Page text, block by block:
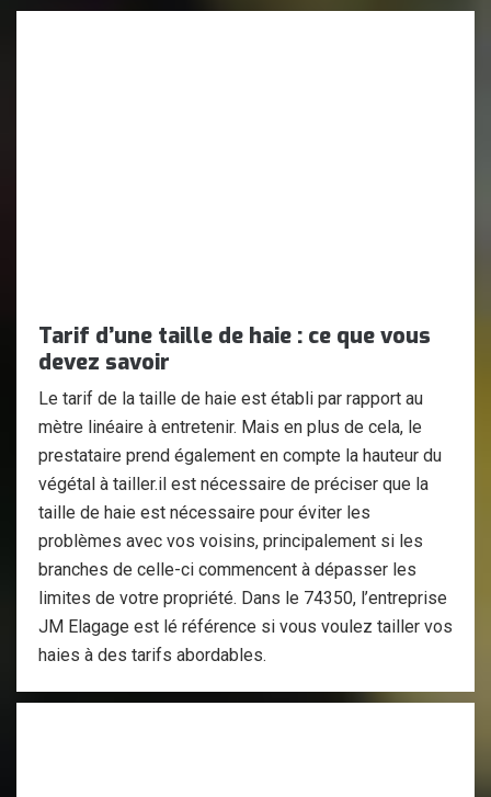
Tarif d’une taille de haie : ce que vous
devez savoir
Le tarif de la taille de haie est établi par rapport au
mètre linéaire à entretenir. Mais en plus de cela, le
prestataire prend également en compte la hauteur du
végétal à tailler.il est nécessaire de préciser que la
taille de haie est nécessaire pour éviter les
problèmes avec vos voisins, principalement si les
branches de celle-ci commencent à dépasser les
limites de votre propriété. Dans le 74350, l’entreprise
JM Elagage est lé référence si vous voulez tailler vos
haies à des tarifs abordables.